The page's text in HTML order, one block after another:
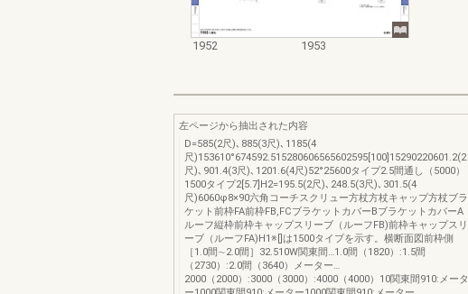
1952 1953
左ページから抽出された内容
D=585(2尺)､885(3尺)､1185(4
尺)153610°674592.515280606565602595[100]15290220601.2(2
尺)､901.4(3尺)､1201.6(4尺)52°25600タイプ2.5間通し（5000）
1500タイプ2[5.7]H2=195.5(2尺)､248.5(3尺)､301.5(4
尺)6060φ8×90六角コーチスクリュー方杖方杖キャップ方杖ブラ
ケット前枠FA前枠FB,FCブラケットカバーBブラケットカバーA
ルーフ縦枠前枠キャップスリーブ（ルーフFB)前枠キャップスリ
ーブ（ルーフFA)H1※[]は1500タイプを示す。横断面図前枠側
［1.0間∼2.0間］32.510W関東間…1.0間（1820）:1.5間
（2730）:2.0間（3640）メーター…
2000（2000）:3000（3000）:4000（4000）10関東間910:メータ